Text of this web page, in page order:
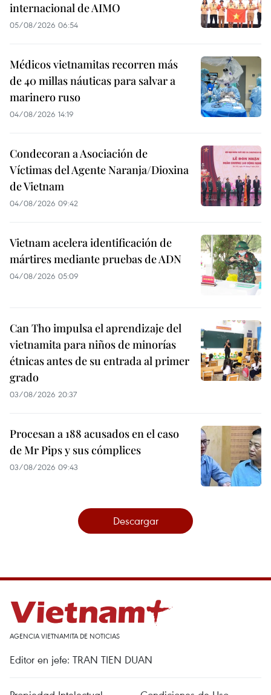
internacional de AIMO
05/08/2026 06:54
Médicos vietnamitas recorren más
de 40 millas náuticas para salvar a
marinero ruso
04/08/2026 14:19
Condecoran a Asociación de
Víctimas del Agente Naranja/Dioxina
de Vietnam
04/08/2026 09:42
Vietnam acelera identificación de
mártires mediante pruebas de ADN
04/08/2026 05:09
Can Tho impulsa el aprendizaje del
vietnamita para niños de minorías
étnicas antes de su entrada al primer
grado
03/08/2026 20:37
Procesan a 188 acusados en el caso
de Mr Pips y sus cómplices
03/08/2026 09:43
Descargar
AGENCIA VIETNAMITA DE NOTICIAS
Editor en jefe: TRAN TIEN DUAN